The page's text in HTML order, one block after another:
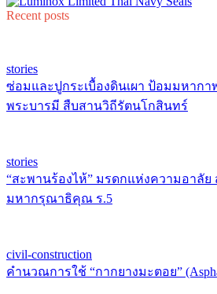
Recent posts
stories
ซ่อมและปูกระเบื้องดินเผา ป้อมมหากา
พระบารมี สืบสานวิถีรัตนโกสินทร์
stories
“สะพานร้องไห้” มรดกแห่งความอาลัย
มหากรุณาธิคุณ ร.5
civil-construction
คำนวณการใช้ “กากยางมะตอย”